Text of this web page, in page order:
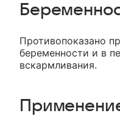
Противопоказано
беременности и в
вскармливания.